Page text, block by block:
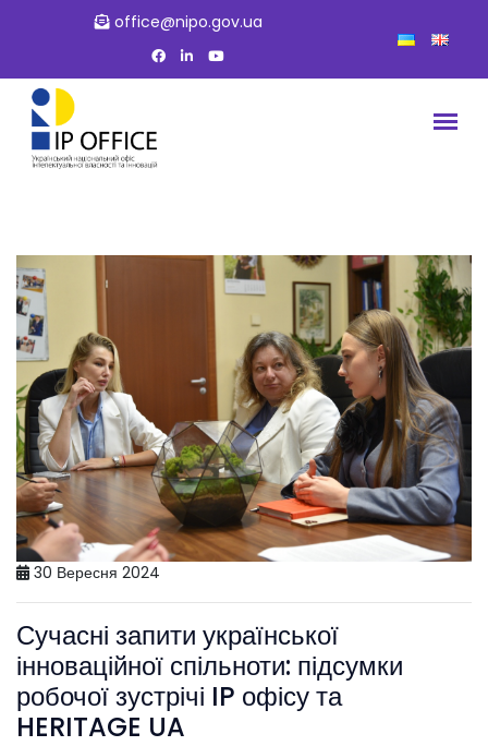
office@nipo.gov.ua
30 Вересня 2024
Сучасні запити української
інноваційної спільноти: підсумки
робочої зустрічі IP офісу та
HERITAGE UA